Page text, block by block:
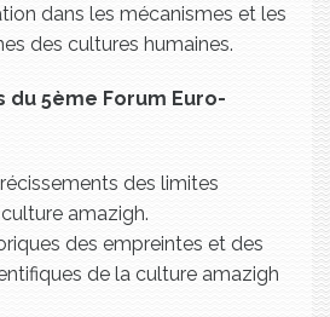
dans les mécanismes et les
des cultures humaines.
5ème Forum Euro-
des limites
amazigh.
des empreintes et des
de la culture amazigh